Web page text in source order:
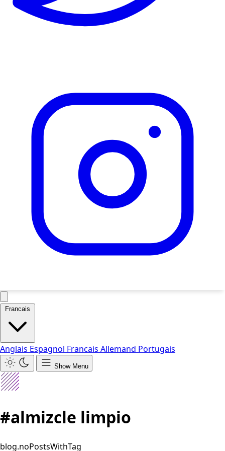
Francais
Anglais Espagnol Francais Allemand Portugais
Show Menu
#almizcle limpio
blog.noPostsWithTag